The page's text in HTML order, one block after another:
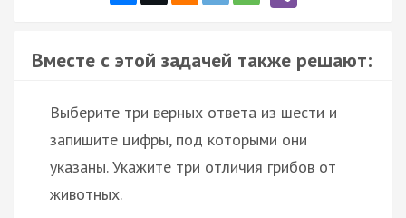
Вместе с этой задачей также решают:
Выберите три верных ответа из шести и
запишите цифры, под которыми они
указаны. Укажите три отличия грибов от
животных.